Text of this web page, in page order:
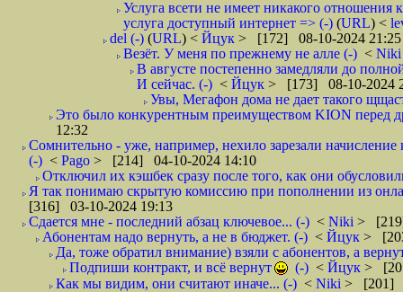
Услуга всети не имеет никакого отношения
услуга доступный интернет => (-) (URL) <
del (-) (URL) < Йцук > [172] 08-10-2024 21:25
Везёт. У меня по прежнему не алле (-) <
В августе постепенно замедляли до
И сейчас. (-) < Йцук > [173] 08-10-2024
Увы, Мегафон дома не дает такого
Это было конкурентным преимуществом KION перед
12:32
Сомнительно - уже, например, нехило зарезали
(-) < Pago > [214] 04-10-2024 14:10
Отключил их кэшбек сразу после того, как они
Я так понимаю скрытую комиссию при пополнении из
[316] 03-10-2024 19:13
Сдается мне - последний абзац ключевое... (-) < Niki >
Абонентам надо вернуть, а не в бюджет. (-) < Йцук >
Да, тоже обратил внимание) взяли с абонентов, а
Подпиши контракт, и всё вернут
(-) < Йцук >
Как мы видим, они считают иначе... (-) < Niki > [201]